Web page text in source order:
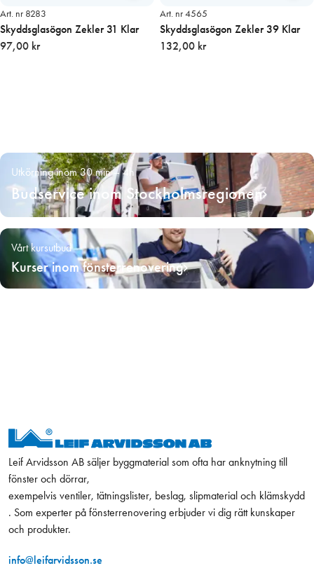
Art. nr 8283
Skyddsglasögon Zekler 31 Klar
97,00 kr
Art. nr 4565
Skyddsglasögon Zekler 39 Klar
132,00 kr
Utkörning inom 30 min – 4h
Budservice inom Stockholmsregionen
Vårt kursutbud
Kurser inom fönsterrenovering
Leif Arvidsson AB säljer byggmaterial som ofta har anknytning till
fönster och dörrar,
exempelvis ventiler, tätningslister, beslag, slipmaterial och klämskydd
. Som experter på fönsterrenovering erbjuder vi dig rätt kunskaper
och produkter.
info@leifarvidsson.se